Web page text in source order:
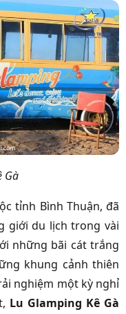
Gà
tỉnh Bình Thuận, đã
giới du lịch trong vài
những bãi cát trắng
khung cảnh thiên
nghiệm một kỳ nghỉ
Lu Glamping Kê Gà